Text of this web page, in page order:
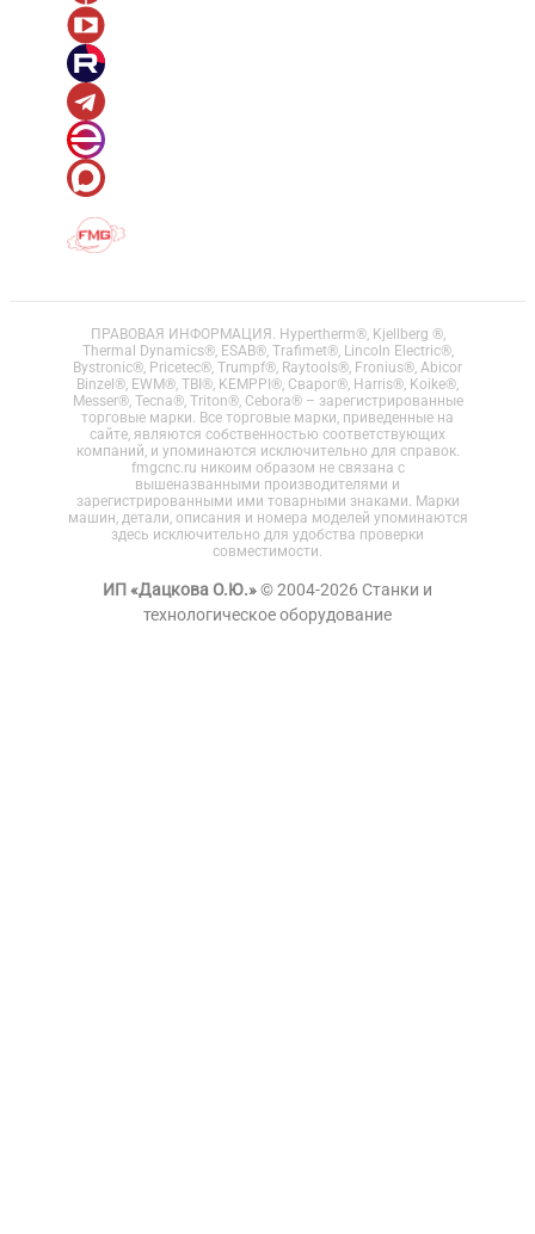
ПРАВОВАЯ ИНФОРМАЦИЯ. Hypertherm®, Kjellberg ®,
Thermal Dynamics®, ESAB®, Trafimet®, Lincoln Electric®,
Bystronic®, Pricetec®, Trumpf®, Raytools®, Fronius®, Abicor
Binzel®, EWM®, TBI®, KEMPPI®, Сварог®, Harris®, Koike®,
Messer®, Tecna®, Triton®, Cebora® – зарегистрированные
торговые марки. Все торговые марки, приведенные на
сайте, являются собственностью соответствующих
компаний, и упоминаются исключительно для справок.
fmgcnc.ru никоим образом не связана с
вышеназванными производителями и
зарегистрированными ими товарными знаками. Марки
машин, детали, описания и номера моделей упоминаются
здесь исключительно для удобства проверки
совместимости.
ИП «Дацкова О.Ю.»© 2004-2026 Станки и
технологическое оборудование